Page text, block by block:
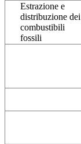
Estrazione e
distribuzione dei
combustibili
fossili